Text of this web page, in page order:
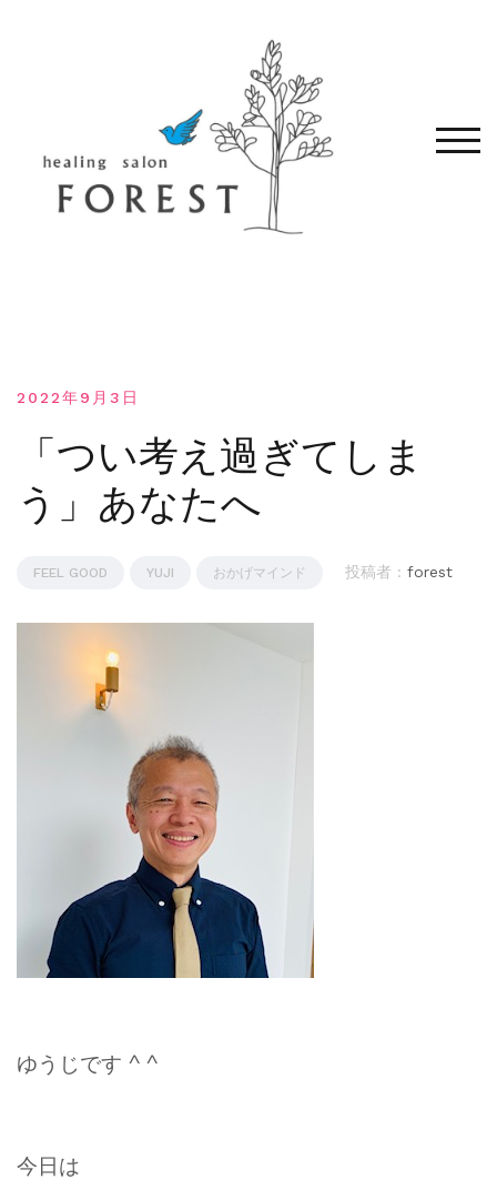
モバ
2022年9月3日
「つい考え過ぎてしま
う」あなたへ
FEEL GOOD YUJI おかげマインド 投稿者 : forest
ゆうじです ^ ^
今日は